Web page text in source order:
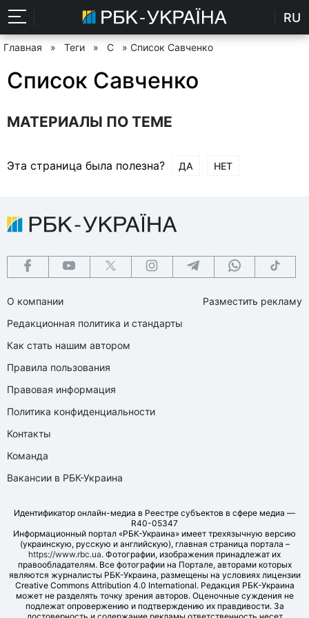
RU
Главная » Теги » С » Список Савченко
Список Савченко
МАТЕРИАЛЫ ПО ТЕМЕ
Эта страница была полезна? ДА НЕТ
О компании
Редакционная политика и стандарты
Как стать нашим автором
Правила пользования
Правовая информация
Политика конфиденциальности
Контакты
Команда
Вакансии в РБК-Украина
Разместить рекламу
Идентификатор онлайн-медиа в Реестре субъектов в сфере медиа —
R40-05347
Информационный портал «РБК-Украина» имеет трехязычную версию
(украинскую, русскую и английскую), главная страница портала –
https://www.rbc.ua. Фотографии, изображения принадлежат их
правообладателям. Все фотографии на Портале, авторами которых
являются журналисты РБК-Украина, размещены на условиях лицензии
Creative Commons Attribution 4.0 International. Редакция РБК-Украина
может не разделять точку зрения авторов. Оценочные суждения не
подлежат опровержению и подтверждению их правдивости. За